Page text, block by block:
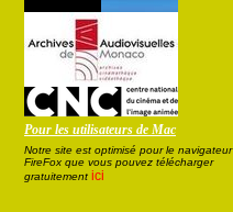
Pour les utilisateurs de Mac
Notre site est optimisé pour le navigateur
FireFox que vous pouvez télécharger
gratuitement ici